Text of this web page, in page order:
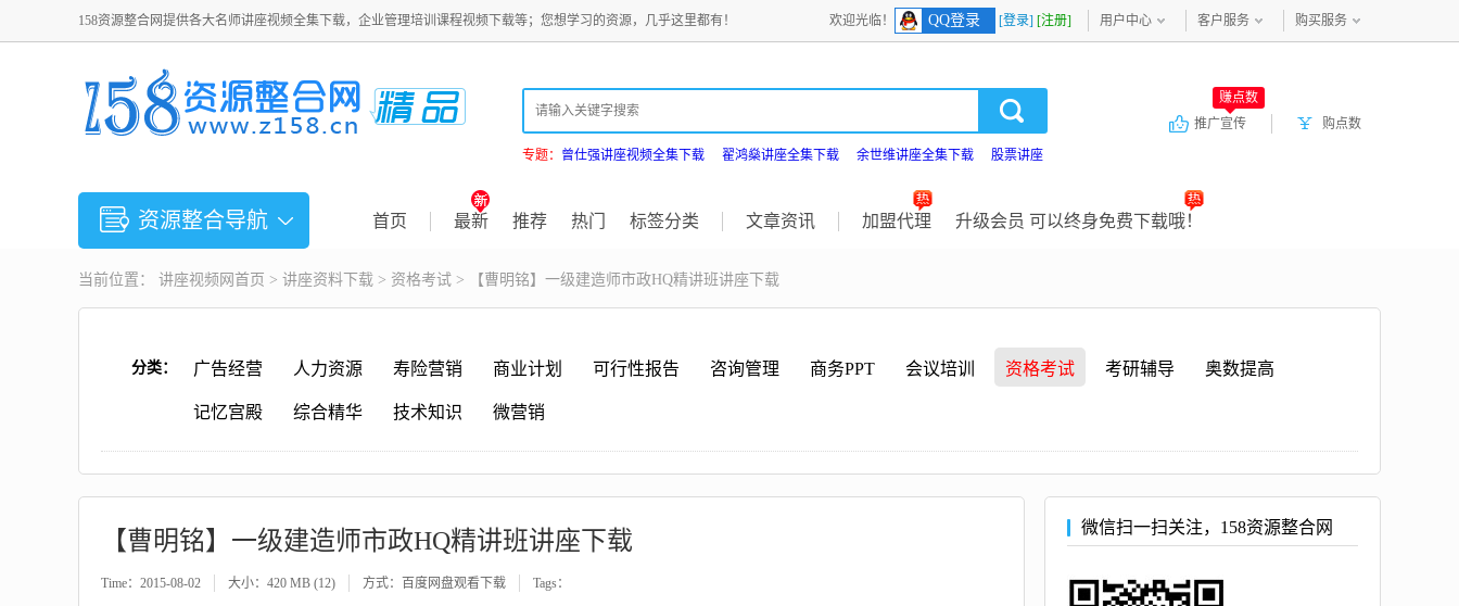
158资源整合网提供各大名师讲座视频全集下载，企业管理培训课程视频下载等；您想学习的资源，几乎这里都有！ 欢迎光临！ QQ登录 [登录] [注册] 用户中心 客户服务 购买服务
专题： 曾仕强讲座视频全集下载 翟鸿燊讲座全集下载 余世维讲座全集下载 股票讲座
购点数
推广宣传
赚点数
资源整合导航 首页 最新 推荐 热门 标签分类 文章资讯 加盟代理 升级会员 可以终身免费下载哦！
当前位置： 讲座视频 网首页 > 讲座资料下载 > 资格考试 > 【曹明铭】一级建造师市政HQ精讲班讲座下载
分类： 广告经营 人力资源 寿险营销 商业计划 可行性报告 咨询管理 商务PPT 会议培训 资格考试 考研辅导 奥数提高
记忆宫殿 综合精华 技术知识 微营销
【曹明铭】一级建造师市政HQ精讲班讲座下载
Time：2015-08-02 大小：420 MB (12) 方式：百度网盘观看下载 Tags：
微信扫一扫关注，158资源整合网